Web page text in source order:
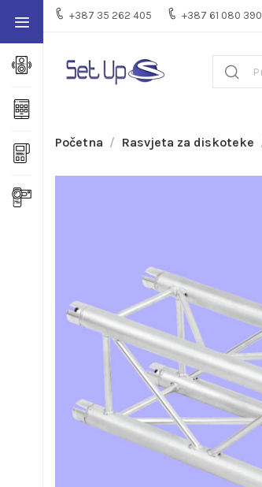
+387 35 262 405 +387 61 080 390
Početna Rasvjeta za diskoteke